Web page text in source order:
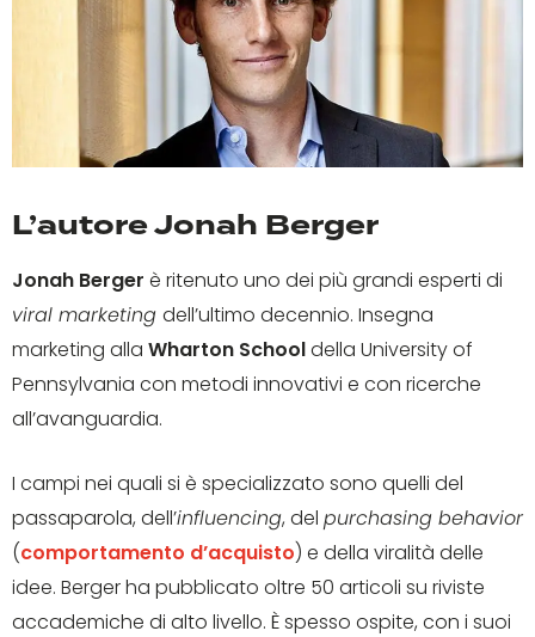
L’autore Jonah Berger
Jonah Berger è ritenuto uno dei più grandi esperti di
viral marketing dell’ultimo decennio. Insegna
marketing alla Wharton Schooldella University of
Pennsylvania con metodi innovativi e con ricerche
all’avanguardia.
I campi nei quali si è specializzato sono quelli del
passaparola, dell’influencing, del purchasing behavior
(comportamento d’acquisto) e della viralità delle
idee. Berger ha pubblicato oltre 50 articoli su riviste
accademiche di alto livello. È spesso ospite, con i suoi